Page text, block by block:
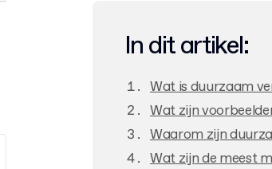
In dit artikel:
Wat is duurzaam
Wat zijn
Waarom zijn
Wat zijn de meest